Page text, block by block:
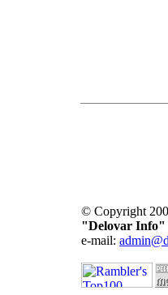
© Copyright
"Delovar Info"
e-mail: